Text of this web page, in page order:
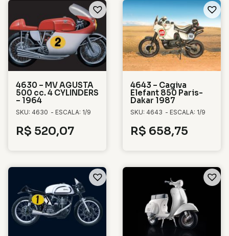
4630 – MV AGUSTA
500 cc. 4 CYLINDERS
– 1964
SKU: 4630 - ESCALA: 1/9
R$ 520,07
4643 – Cagiva
Elefant 850 Paris-
Dakar 1987
SKU: 4643 - ESCALA: 1/9
R$ 658,75